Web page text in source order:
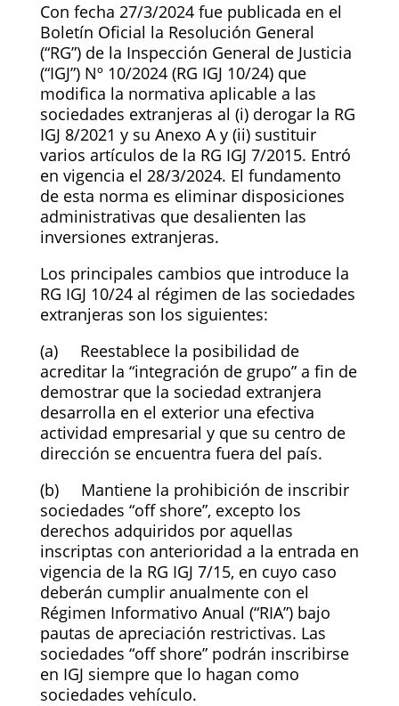
Con fecha 27/3/2024 fue publicada en el
Boletín Oficial la Resolución General
(“RG”) de la Inspección General de Justicia
(“IGJ”) Nº 10/2024 (RG IGJ 10/24) que
modifica la normativa aplicable a las
sociedades extranjeras al (i) derogar la RG
IGJ 8/2021 y su Anexo A y (ii) sustituir
varios artículos de la RG IGJ 7/2015. Entró
en vigencia el 28/3/2024. El fundamento
de esta norma es eliminar disposiciones
administrativas que desalienten las
inversiones extranjeras.
Los principales cambios que introduce la
RG IGJ 10/24 al régimen de las sociedades
extranjeras son los siguientes:
(a) Reestablece la posibilidad de
acreditar la “integración de grupo” a fin de
demostrar que la sociedad extranjera
desarrolla en el exterior una efectiva
actividad empresarial y que su centro de
dirección se encuentra fuera del país.
(b) Mantiene la prohibición de inscribir
sociedades “off shore”, excepto los
derechos adquiridos por aquellas
inscriptas con anterioridad a la entrada en
vigencia de la RG IGJ 7/15, en cuyo caso
deberán cumplir anualmente con el
Régimen Informativo Anual (“RIA”) bajo
pautas de apreciación restrictivas. Las
sociedades “off shore” podrán inscribirse
en IGJ siempre que lo hagan como
sociedades vehículo.